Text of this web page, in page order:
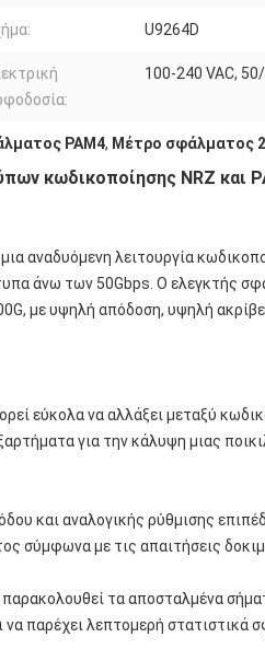
U9264D
100-240 VAC,
PAM4, Μέτρο σφάλματος
κωδικοποίησης NRZ και
αναδυόμενη λειτουργία
άνω των 50Gbps. Ο ελεγκτής
με υψηλή απόδοση, υψηλή
εύκολα να αλλάξει μεταξύ
για την κάλυψη μιας
και αναλογικής ρύθμισης
σύμφωνα με τις απαιτήσεις
τα αποσταλμένα
παρέχει λεπτομερή στατιστικά